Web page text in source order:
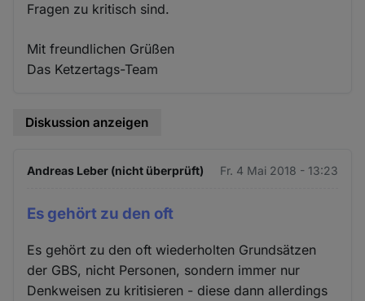
Fragen zu kritisch sind.
Mit freundlichen Grüßen
Das Ketzertags-Team
Diskussion anzeigen
Andreas Leber (nicht überprüft) Fr. 4 Mai 2018 - 13:23
Es gehört zu den oft
Es gehört zu den oft wiederholten Grundsätzen
der GBS, nicht Personen, sondern immer nur
Denkweisen zu kritisieren - diese dann allerdings